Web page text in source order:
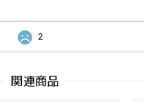
2
関連商品